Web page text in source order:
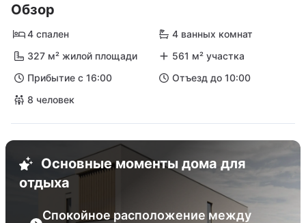
Обзор
4 спален
4 ванных комнат
327 м² жилой площади
561 м² участка
Прибытие с 16:00
Отъезд до 10:00
8 человек
Основные моменты дома для
отдыха
Спокойное расположение между